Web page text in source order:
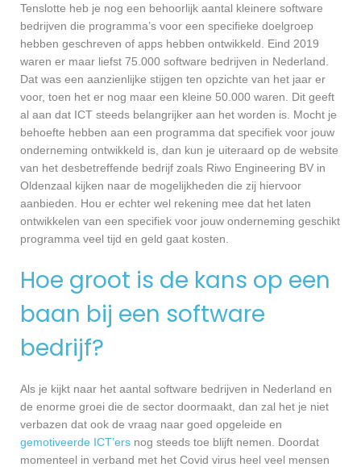
Tenslotte heb je nog een behoorlijk aantal kleinere software
bedrijven die programma’s voor een specifieke doelgroep
hebben geschreven of apps hebben ontwikkeld. Eind 2019
waren er maar liefst 75.000 software bedrijven in Nederland.
Dat was een aanzienlijke stijgen ten opzichte van het jaar er
voor, toen het er nog maar een kleine 50.000 waren. Dit geeft
al aan dat ICT steeds belangrijker aan het worden is. Mocht je
behoefte hebben aan een programma dat specifiek voor jouw
onderneming ontwikkeld is, dan kun je uiteraard op de website
van het desbetreffende bedrijf zoals Riwo Engineering BV in
Oldenzaal kijken naar de mogelijkheden die zij hiervoor
aanbieden. Hou er echter wel rekening mee dat het laten
ontwikkelen van een specifiek voor jouw onderneming geschikt
programma veel tijd en geld gaat kosten.
Hoe groot is de kans op een
baan bij een software
bedrijf?
Als je kijkt naar het aantal software bedrijven in Nederland en
de enorme groei die de sector doormaakt, dan zal het je niet
verbazen dat ook de vraag naar goed opgeleide en
gemotiveerde ICT’ers nog steeds toe blijft nemen. Doordat
momenteel in verband met het Covid virus heel veel mensen